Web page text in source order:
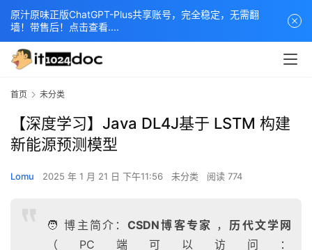
首页 未分类
【深度学习】Java DL4J基于 LSTM 构建
新能源预测模型
Lomu 2025 年 1 月 21 日 下午11:56 未分类 阅读 774
🧑 博主简介：CSDN博客专家 ， 历代文学网
（PC端可以访问：
原汁原味正版ChatGPT-Plus共享账号，完全稳定，无需翻
墙！带售后！点击查看....